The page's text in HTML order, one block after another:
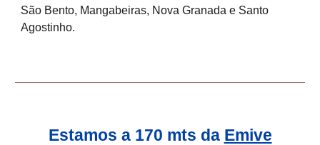
São Bento, Mangabeiras, Nova Granada e Santo
Agostinho.
Estamos a 170 mts da Emive